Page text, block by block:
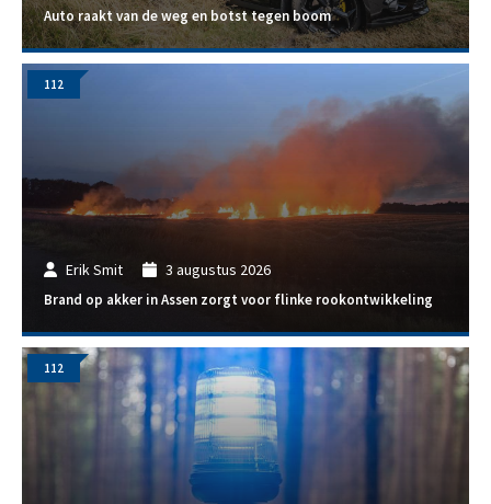
Auto raakt van de weg en botst tegen boom
Erik Smit 3 augustus 2026
Brand op akker in Assen zorgt voor flinke rookontwikkeling
112
112